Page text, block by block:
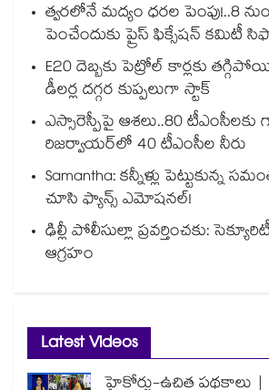
త్వరలోనే మద్యం ధ‌‌ర‌‌ల పెంపు!..8
పెంచేందుకు ప్రైస్ ఫిక్సేష‌‌న్ క‌‌మిటీ
E20 దెబ్బకు పెట్రోల్ కార్లకు
డీలర్ల దగ్గర కుప్పలుగా స్టాక్
ఎస్సారెస్పీపై ఆశలు..80 టీఎంసీలకు
రిజర్వాయర్‌‌‌‌‌‌‌‌‌‌‌‌‌‌‌‌లో 40 టీఎంసీల నీరు
Samantha: కన్నీళ్లు పెట్టుకున్న
చూసి ఫ్యాన్స్ ఎమోషనల్!
ఢిల్లీ పోలీసుల్లా ప్రవర్తించకు:
ఆగ్రహం
Latest Videos